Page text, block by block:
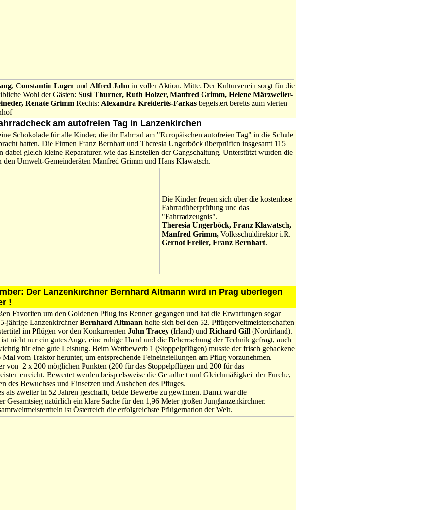
, Constantin Luger und Alfred Jahn in voller Aktion. Mitte: Der Kulturverein sorgt für die
Wohl der Gästen: Susi Thurner, Ruth Holzer, Manfred Grimm, Helene Märzweiler-
Renate Grimm Rechts: Alexandra Kreiderits-Farkas begeistert bereits zum vierten
am autofreien Tag in Lanzenkirchen
Schokolade für alle Kinder, die ihr Fahrrad am "Europäischen autofreien Tag" in die Schule
hatten. Die Firmen Franz Bernhart und Theresia Ungerböck überprüften insgesamt 115
dabei gleich kleine Reparaturen wie das Einstellen der Gangschaltung. Unterstützt wurden die
den Umwelt-Gemeinderäten Manfred Grimm und Hans Klawatsch.
Die Kinder freuen sich über die kostenlose
Fahrradüberprüfung und das
"Fahrradzeugnis".
Theresia Ungerböck, Franz Klawatsch,
Manfred Grimm, Volksschuldirektor i.R.
Gernot Freiler, Franz Bernhart.
Der Lanzenkirchner Bernhard Altmann wird in Prag überlegen
!
Favoriten um den Goldenen Pflug ins Rennen gegangen und hat die Erwartungen sogar
jährige LanzenkirchnerBernhard Altmann holte sich bei den 52. Pflügerweltmeisterschaften
im Pflügen vor den Konkurrenten John Tracey (Irland) und Richard Gill (Nordirland).
nicht nur ein gutes Auge, eine ruhige Hand und die Beherrschung der Technik gefragt, auch
für eine gute Leistung. Beim Wettbewerb 1 (Stoppelpflügen) musste der frisch gebackene
Mal vom Traktor herunter, um entsprechende Feineinstellungen am Pflug vorzunehmen.
von 2 x 200 möglichen Punkten (200 für das Stoppelpflügen und 200 für das
erreicht. Bewertet werden beispielsweise die Geradheit und Gleichmäßigkeit der Furche,
des Bewuchses und Einsetzen und Ausheben des Pfluges.
als zweiter in 52 Jahren geschafft, beide Bewerbe zu gewinnen. Damit war die
Gesamtsieg natürlich ein klare Sache für den 1,96 Meter großen Junglanzenkirchner.
ist Österreich die erfolgreichste Pflügernation der Welt.